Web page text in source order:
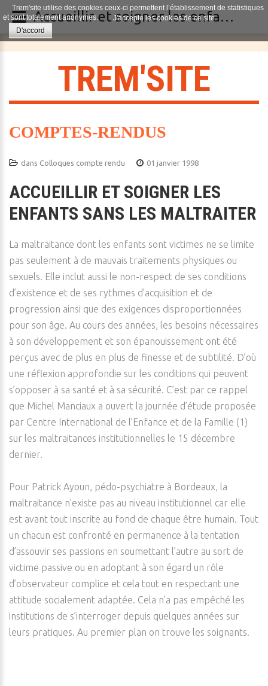
TREM'SITE
COMPTES-RENDUS
dans Colloques compte rendu 01 janvier 1998
ACCUEILLIR ET SOIGNER LES
ENFANTS SANS LES MALTRAITER
La maltraitance dont les enfants sont victimes ne se limite
pas seulement à de mauvais traitements physiques ou
sexuels. Elle inclut aussi le non-respect de ses conditions
d’existence et de ses rythmes d’acquisition et de
progression ainsi que des exigences disproportionnées
pour son âge. Au cours des années, les besoins nécessaires
à son développement et son épanouissement ont été
perçus avec de plus en plus de finesse et de subtilité. D’où
une réflexion approfondie sur les conditions qui peuvent
s’opposer à sa santé et à sa sécurité. C’est par ce rappel
que Michel Manciaux a ouvert la journée d’étude proposée
par Centre International de l’Enfance et de la Famille (1)
sur les maltraitances institutionnelles le 15 décembre
dernier.
Pour Patrick Ayoun, pédo-psychiatre à Bordeaux, la
maltraitance n’existe pas au niveau institutionnel car elle
est avant tout inscrite au fond de chaque être humain. Tout
un chacun est confronté en permanence à la tentation
d’assouvir ses passions en soumettant l’autre au sort de
victime passive ou en adoptant à son égard un rôle
d’observateur complice et cela tout en respectant une
attitude socialement adaptée. Cela n’a pas empêché les
institutions de s’interroger depuis quelques années sur
leurs pratiques. Au premier plan on trouve les soignants.
Trem'site utilise des cookies ceux-ci permettent l’établissement de statistiques
et sont totalement anonymes.
J'accepte les cookies de ce site.
D'accord
Accueillir et soigner les enfants sans les maltraiter